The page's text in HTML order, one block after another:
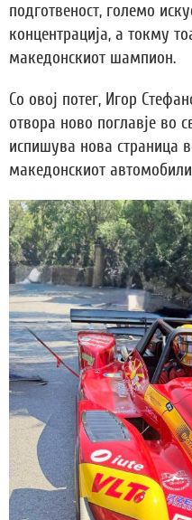
подготвеност, големо
концентрација, а токму
македонскиот шампион.
Со овој потег, Игор
отвора ново поглавје во
испишува нова страница
македонскиот